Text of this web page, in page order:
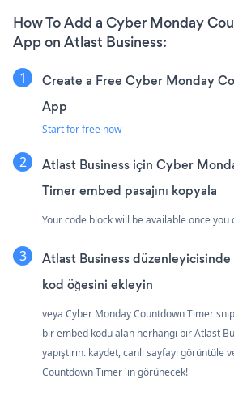
How To Add a Cyber Monday
App on Atlast Business:
Create a Free Cyber Monday
App
Start for free now
Atlast Business için Cyber
Timer embed pasajını kopyala
Your code block will be available once
Atlast Business
kod öğesini ekleyin
veya Cyber Monday Countdown Timer
bir embed kodu alan herhangi bir Atlast
yapıştırın. kaydet, canlı sayfayı görüntüle
Countdown Timer 'in görünecek!